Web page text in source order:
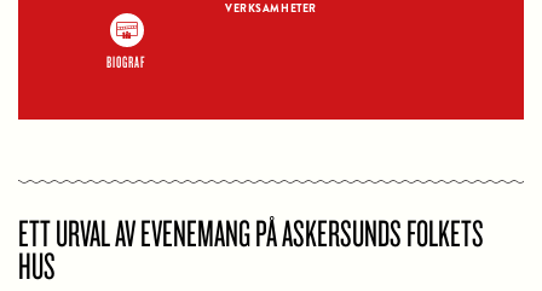
VERKSAMHETER
BIOGRAF
ETT URVAL AV EVENEMANG PÅ ASKERSUNDS FOLKETS
HUS